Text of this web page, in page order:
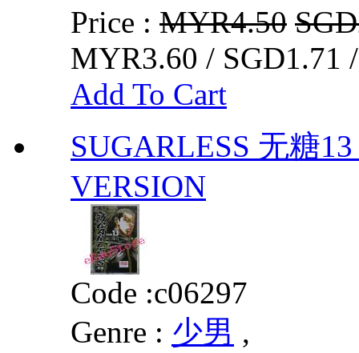
Price : MYR4.50
MYR3.60 / SGD1.71
Add To Cart
SUGARLESS 无糖
VERSION
Code :c06297
Genre : 少男 ,